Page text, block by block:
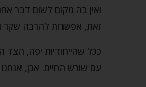
ואין בה מקום לשום דבר
זאת, אפשרות להרבה שקר
ככל שהייחודיות יפה,
עם שורש החיים. אכן,